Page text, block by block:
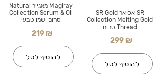
Magiray מאגייר Natural
Collection Serum & Oil
סרום ושמן טבעי
219 ₪
להוסיף לסל
SR אס אר SR Gold
Collection Melting Gold
Thread סרום
299 ₪
להוסיף לסל